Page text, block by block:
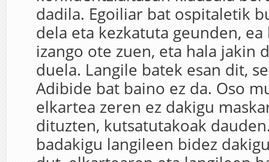
dadila. Egoiliar bat ospitaletik
dela eta kezkatuta geunden,
izango ote zuen, eta hala jakin
duela. Langile batek esan dit,
Adibide bat baino ez da. Oso
elkartea zeren ez dakigu
dituzten, kutsatutakoak
badakigu langileen bidez